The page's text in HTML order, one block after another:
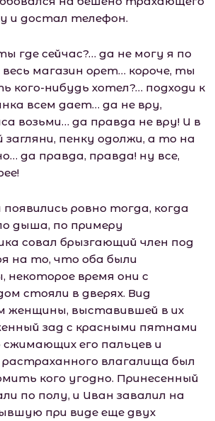
и достал телефон.
где сейчас?… да не могу я по
магазин орет… короче, ты
кого-нибудь хотел?… подходи к
всем дает… да не вру,
возьми… да правда не вру! И в
пенку одолжи, а то на
да правда, правда! ну все,
ровно тогда, когда
дыша, по примеру
совал брызгающий член под
на то, что оба были
некоторое время они с
стояли в дверях. Вид
женщины, выставившей в их
зад с красными пятнами
его пальцев и
влагалища был
кого угодно. Принесенный
по полу, и Иван завалил на
при виде еще двух